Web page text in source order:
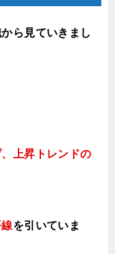
ら見ていきまし
上昇トレンドの
を引いていま